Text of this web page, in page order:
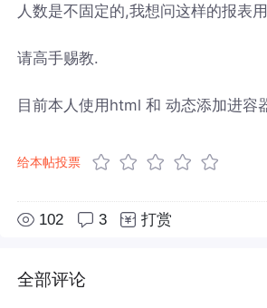
人数是不固定的,我想问这样的报表
请高手赐教.
目前本人使用html 和 动态添加进容
给本帖投票
102 3 打赏
全部评论